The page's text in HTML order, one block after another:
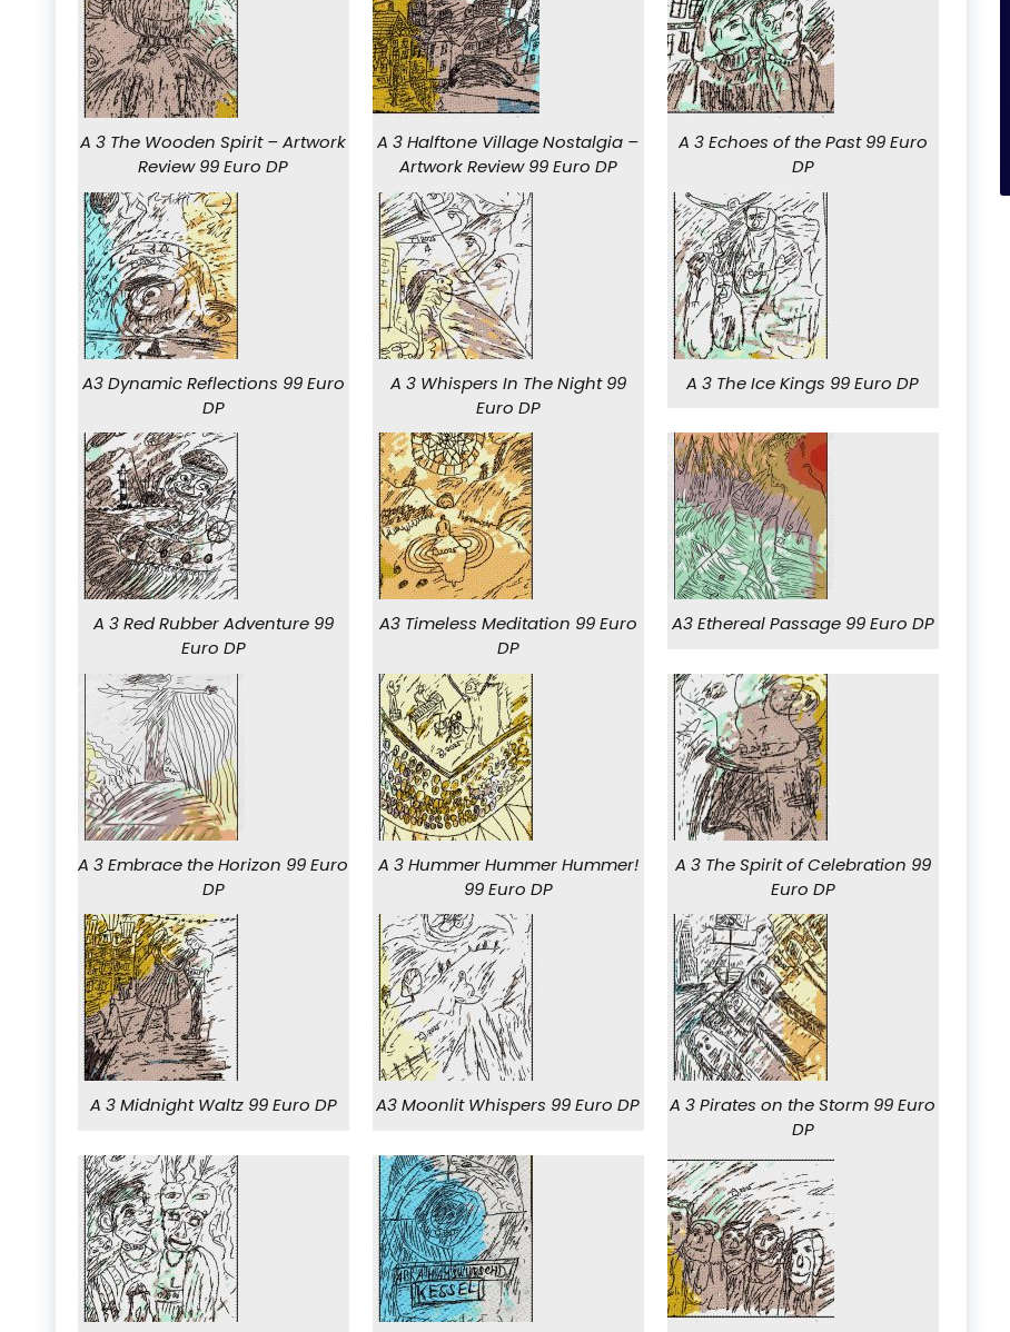
A 3 The Wooden Spirit – Artwork
Review 99 Euro DP
A 3 Halftone Village Nostalgia –
Artwork Review 99 Euro DP
A 3 Echoes of the Past 99 Euro
DP
A3 Dynamic Reflections 99 Euro
DP
A 3 Whispers In The Night 99
Euro DP
A 3 The Ice Kings 99 Euro DP
A 3 Red Rubber Adventure 99
Euro DP
A3 Timeless Meditation 99 Euro
DP
A3 Ethereal Passage 99 Euro DP
A 3 Embrace the Horizon 99 Euro
DP
A 3 Hummer Hummer Hummer!
99 Euro DP
A 3 The Spirit of Celebration 99
Euro DP
A 3 Midnight Waltz 99 Euro DP A3 Moonlit Whispers 99 Euro DP
A 3 Pirates on the Storm 99 Euro
DP